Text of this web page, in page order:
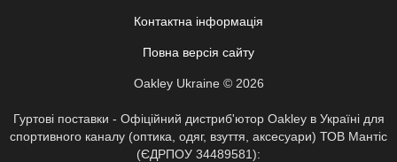
Контактна інформація
Повна версія сайту
Oakley Ukraine © 2026
Гуртові поставки - Офіційний дистриб'ютор Oakley в Україні для
спортивного каналу (оптика, одяг, взуття, аксесуари) ТОВ Мантіс
(ЄДРПОУ 34489581):